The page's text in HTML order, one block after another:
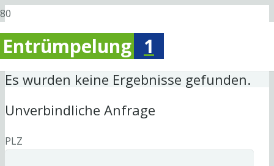
Entrümpelung 1
Es wurden keine Ergebnisse gefunden.
Unverbindliche Anfrage
PLZ